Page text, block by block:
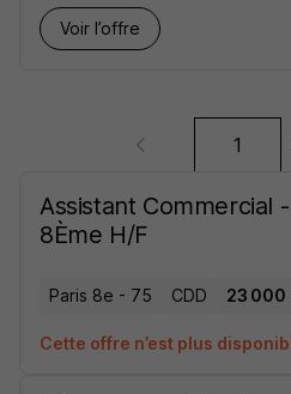
Voir l’offre
Assistant Commercial
8Ème H/F
Paris 8e - 75 CDD 23 000
Cette offre n’est plus